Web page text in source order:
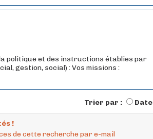
politique et des instructions établies par
gestion, social) : Vos missions :
Trier par : Date
!
de cette recherche par e-mail